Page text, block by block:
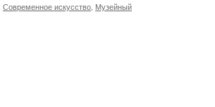
Современное искусство Музейный